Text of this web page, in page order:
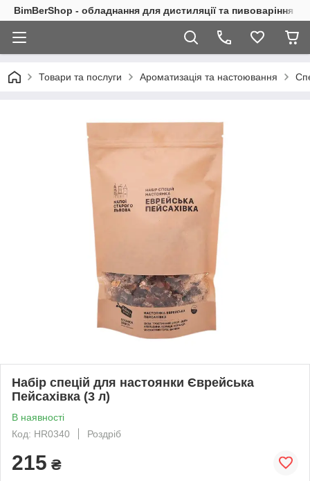
BimBerShop - обладнання для дистиляції та пивоваріння
Товари та послуги Ароматизація та настоювання
Набір спецій для настоянки Єврейська
Пейсахівка (3 л)
В наявності
Код: HR0340
Роздріб
215 ₴